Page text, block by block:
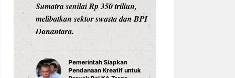
Sumatra senilai Rp 350 triliun,
melibatkan sektor swasta dan BPI
Danantara.
Pemerintah Siapkan
Pendanaan Kreatif untuk